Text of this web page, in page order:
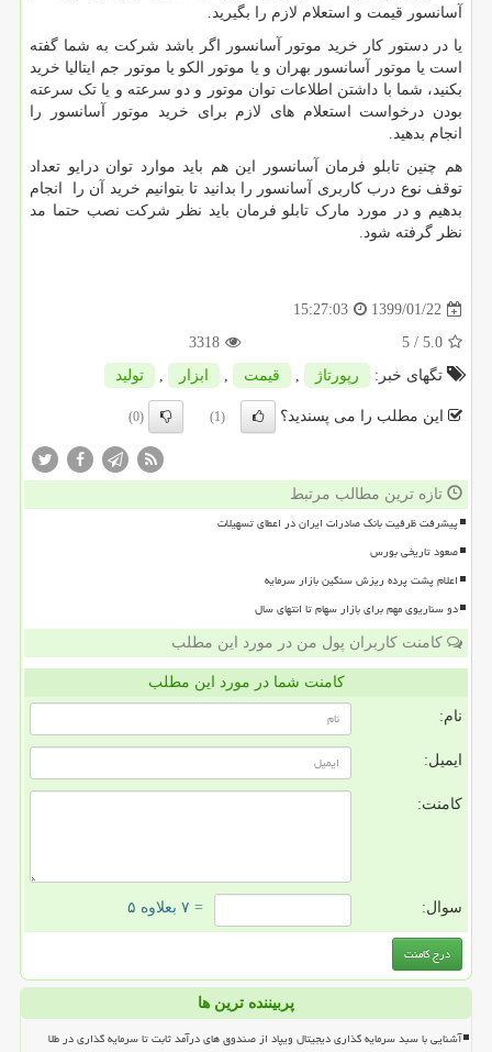
آسانسور قیمت و استعلام لازم را بگیرید.
یا در دستور کار خرید موتور آسانسور اگر باشد شرکت به شما گفته
است یا موتور آسانسور بهران و یا موتور الکو یا موتور جم ایتالیا خرید
بکنید، شما با داشتن اطلاعات توان موتور و دو سرعته و یا تک سرعته
بودن درخواست استعلام های لازم برای خرید موتور آسانسور را
انجام بدهید.
هم چنین تابلو فرمان آسانسور این هم باید موارد توان درایو تعداد
توقف نوع درب کاربری آسانسور را بدانید تا بتوانیم خرید آن را
انجام
بدهیم و در مورد مارک تابلو فرمان باید نظر شرکت نصب حتما مد
نظر گرفته شود.
1399/01/22
15:27:03
5.0
/ 5
3318
تگهای خبر:
رپورتاژ , قیمت , ابزار , تولید
این مطلب را می پسندید؟ (1)
(0)
تازه ترین مطالب مرتبط
پیشرفت ظرفیت بانک صادرات ایران در اعطای تسهیلات
صعود تاریخی بورس
اعلام پشت پرده ریزش سنگین بازار سرمایه
دو سناریوی مهم برای بازار سهام تا انتهای سال
کامنت کاربران پول من در مورد این مطلب
کامنت شما در مورد این مطلب
نام:
ایمیل:
کامنت:
سوال: = ۷ بعلاوه ۵
پربیننده ترین ها
آشنایی با سبد سرمایه گذاری دیجیتال ویپاد از صندوق های درآمد ثابت تا سرمایه گذاری در طلا